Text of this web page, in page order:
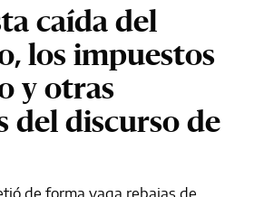
caída del
los impuestos
y otras
del discurso de
de forma vaga rebajas de